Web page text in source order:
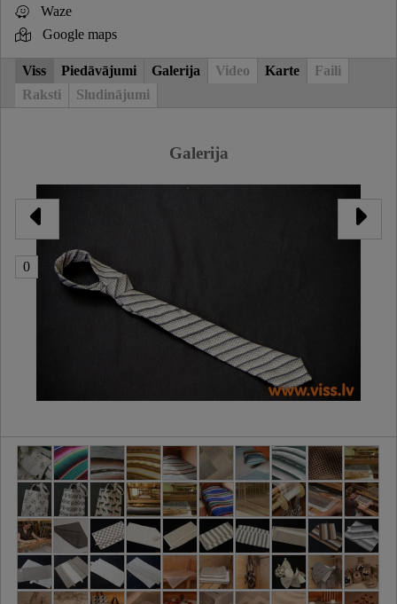
Waze
Google maps
Viss Piedāvājumi Galerija Video Karte
Faili
Raksti
Sludinājumi
Galerija
0